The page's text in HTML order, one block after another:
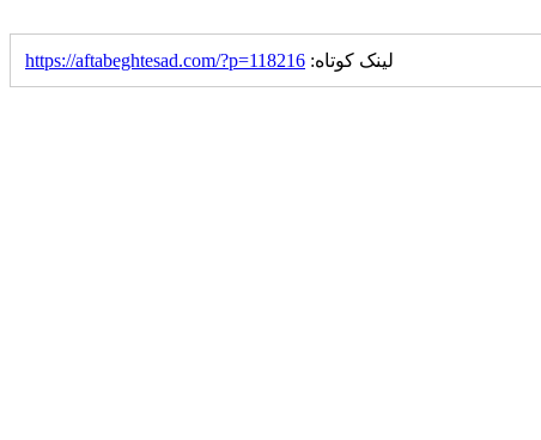
لینک کوتاه: https://aftabeghtesad.com/?p=118216